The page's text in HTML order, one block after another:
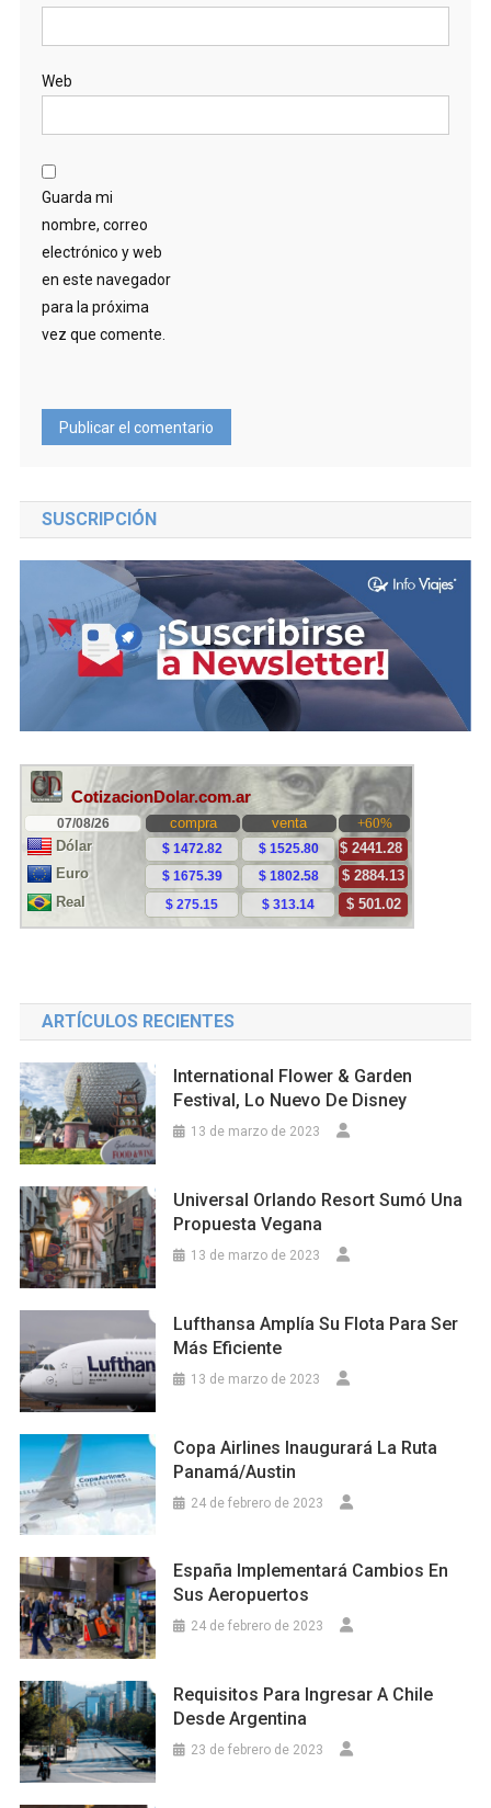
Web
Guarda mi
nombre, correo
electrónico y web
en este navegador
para la próxima
vez que comente.
SUSCRIPCIÓN
ARTÍCULOS RECIENTES
International Flower & Garden
Festival, Lo Nuevo De Disney
13 de marzo de 2023
Universal Orlando Resort Sumó Una
Propuesta Vegana
13 de marzo de 2023
Lufthansa Amplía Su Flota Para Ser
Más Eficiente
13 de marzo de 2023
Copa Airlines Inaugurará La Ruta
Panamá/Austin
24 de febrero de 2023
España Implementará Cambios En
Sus Aeropuertos
24 de febrero de 2023
Requisitos Para Ingresar A Chile
Desde Argentina
23 de febrero de 2023